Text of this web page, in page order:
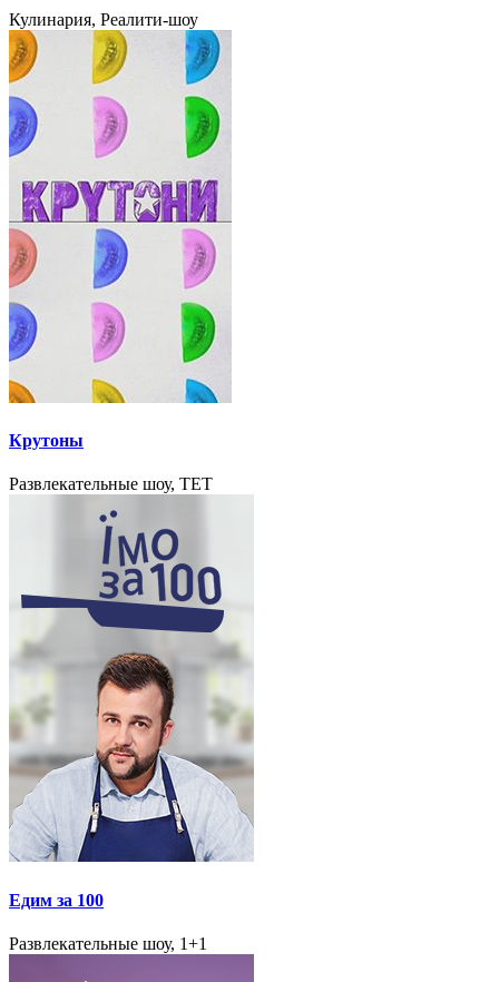
Кулинария, Реалити-шоу
Крутоны
Развлекательные шоу, TET
Едим за 100
Развлекательные шоу, 1+1